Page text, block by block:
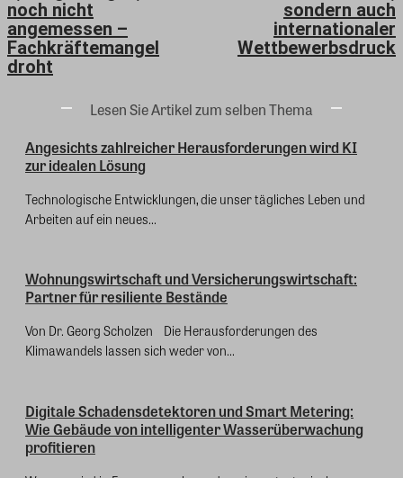
noch nicht
angemessen –
Fachkräftemangel
droht
sondern auch
internationaler
Wettbewerbsdruck
Lesen Sie Artikel zum selben Thema
Angesichts zahlreicher Herausforderungen wird KI
zur idealen Lösung
Technologische Entwicklungen, die unser tägliches Leben und
Arbeiten auf ein neues...
Wohnungswirtschaft und Versicherungswirtschaft:
Partner für resiliente Bestände
Von Dr. Georg Scholzen Die Herausforderungen des
Klimawandels lassen sich weder von...
Digitale Schadensdetektoren und Smart Metering:
Wie Gebäude von intelligenter Wasserüberwachung
profitieren